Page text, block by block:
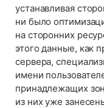
устанавливая
ни было
на сторонних
этого данные, как
сервера,
имени
принадлежащих
из них уже